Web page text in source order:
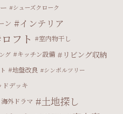
シューズクローク
ン インテリア
ロフト 室内物干し
グ キッチン設備 リビング収納
地盤改良 シンボルツリー
ドデッキ
外ドラマ
土地探し